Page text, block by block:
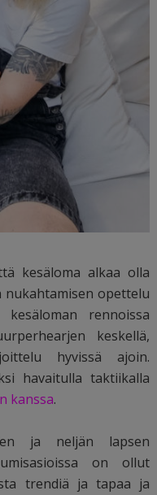
kesäloma alkaa olla
nukahtamisen opettelu
rennoissa
keskellä,
hyvissä ajoin.
havaitulla taktiikalla
kanssa.
ja neljän lapsen
on ollut
trendiä ja tapaa ja